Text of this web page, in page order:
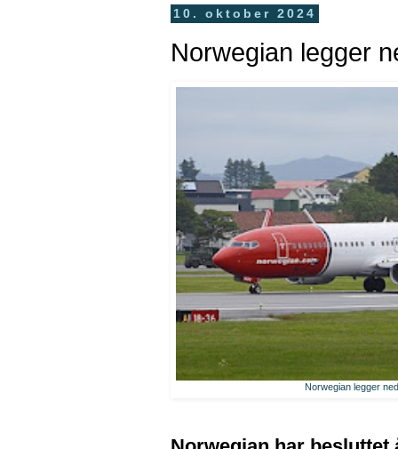
10. oktober 2024
Norwegian legger
Norwegian legger